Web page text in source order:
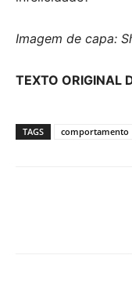
Imagem de capa:
TEXTO ORIGINAL
TAGS comportamento